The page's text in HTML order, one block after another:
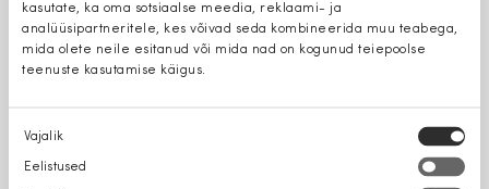
kasutate, ka oma sotsiaalse meedia, reklaami- ja
analüüsipartneritele, kes võivad seda kombineerida muu teabega,
mida olete neile esitanud või mida nad on kogunud teiepoolse
teenuste kasutamise käigus.
Nõusoleku
valik
Vajalik
Eelistused